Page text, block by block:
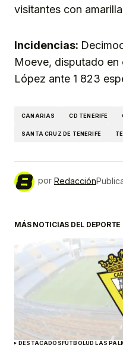
visitantes con
Incidencias:
Moeve, disputado
López ante 1 823
CANARIAS CD TENERIFE
SANTA CRUZ DE TENERIFE
por Redacción
MÁS NOTICIAS DEL DEPORTE
DESTACADOSFÚTBOLUD LAS